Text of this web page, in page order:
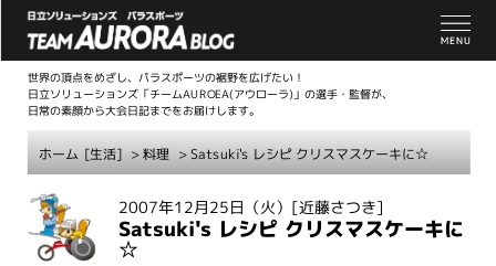
世界の頂点をめざし、パラスポーツの裾野を広げたい！
日立ソリューションズ「チームAUROEA(アウローラ)」の選手・監督が、
日常の素顔から大会日記までをお届けします。
ホーム [生活] >料理 > Satsuki's レシピ クリスマスケーキに☆
2007年12月25日（火） [近藤さつき]
Satsuki's レシピ クリスマスケーキに
☆